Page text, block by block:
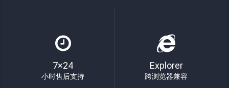
7×24
小时售后支持
Explorer
跨浏览器兼容